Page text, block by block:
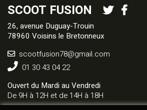
SCOOT FUSION
26, avenue Duguay-Trouin
78960 Voisins le Bretonneux
scootfusion78@gmail.com
01 30 43 04 22
Ouvert du Mardi au Vendredi
De 9H à 12H et de 14H à 18H